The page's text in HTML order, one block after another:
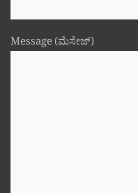
Message (ಮೆಸೇಜ್)